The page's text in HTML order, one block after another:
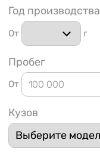
91
Год производства
От г
Пробег
От
Кузов